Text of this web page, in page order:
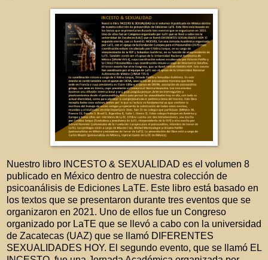
Nuestro libro INCESTO & SEXUALIDAD es el volumen 8
publicado en México dentro de nuestra colección de
psicoanálisis de Ediciones LaTE. Este libro está basado en
los textos que se presentaron durante tres eventos que se
organizaron en 2021. Uno de ellos fue un Congreso
organizado por LaTE que se llevó a cabo con la universidad
de Zacatecas (UAZ) que se llamó DIFERENTES
SEXUALIDADES HOY. El segundo evento, que se llamó EL